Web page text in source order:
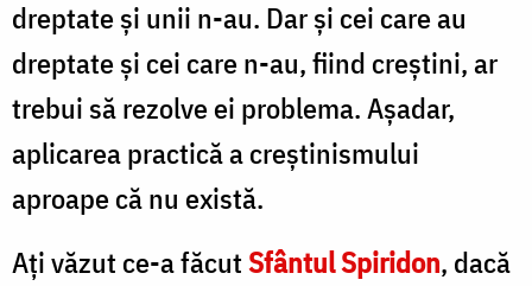
dreptate și unii n-au. Dar și cei care au
dreptate și cei care n-au, fiind creștini, ar
trebui să rezolve ei problema. Așadar,
aplicarea practică a creștinismului
aproape că nu există.
Ați văzut ce-a făcutSfântul Spiridon, dacă